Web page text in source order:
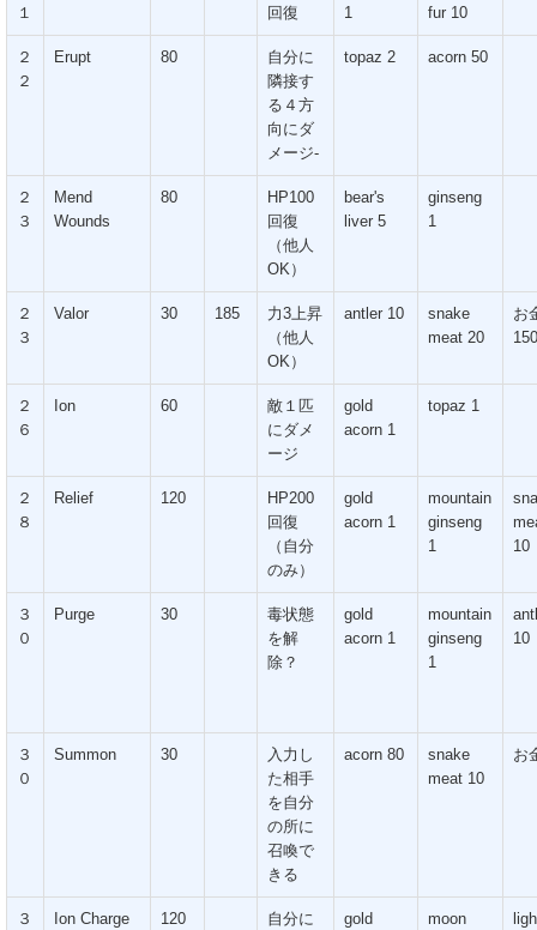
１
回復
1
fur 10
２
２
Erupt 80
自分に
隣接す
る４方
向にダ
メージ-
topaz 2 acorn 50
２
３
Mend
Wounds
80
HP100
回復
（他人
OK）
bear's
liver 5
ginseng
1
２
３
Valor 30 185
力3上昇
（他人
OK）
antler 10
snake
meat 20
お
150
２
６
Ion 60
敵１匹
にダメ
ージ
gold
acorn 1
topaz 1
２
８
Relief 120
HP200
回復
（自分
のみ）
gold
acorn 1
mountain
ginseng
1
10
３
０
Purge 30
毒状態
を解
除？
gold
acorn 1
mountain
ginseng
1
10
３
０
Summon 30
入力し
た相手
を自分
の所に
召喚で
きる
acorn 80
snake
meat 10
お
３
Ion Charge 120
自分に
gold
moon